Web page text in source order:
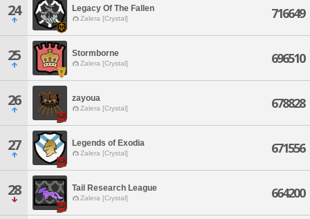
24 Legacy Of The Fallen
Zalera [Crystal] 716649
25 Stormborne
Zalera [Crystal] 696510
26 zayoua
Zalera [Crystal] 678828
27 Legends of Exodia
Zalera [Crystal] 671556
28 Tail Research League
Zalera [Crystal] 664200